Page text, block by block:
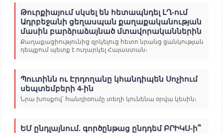
Թուրքիայում սկսել են հետապնդել ԼՂ-ում
Ադրբեջանի ցեղասպան քաղաքականության
մասին բարձրաձայնած մտավորականներին
Քաղաքացիությունից զրկելուց հետո նրանց ցանկության
դեպքում պետք է ուղարկել Հայաստան։
Պուտինն ու Էրդողանը կհանդիպեն Սոչիում
սեպտեմբերի 4-ին
Նրա խոսքով՝ հանդիօումը տեղի կունենա օրվա կեսին։
ԵՄ ընդլայնում. գործընթաց ընդդեմ ԲՐԻԿՍ-ի՞